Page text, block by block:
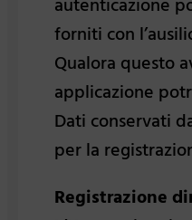
autenticazione
forniti con
Qualora questo
applicazione
Dati conservati
per la
Registrazione